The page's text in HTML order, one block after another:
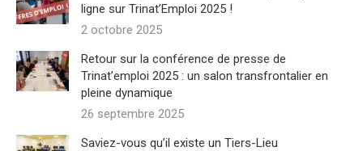
ligne sur Trinat’Emploi 2025 !
2 octobre 2025
Retour sur la conférence de presse de
Trinat’emploi 2025 : un salon transfrontalier en
pleine dynamique
26 septembre 2025
Saviez-vous qu’il existe un Tiers-Lieu